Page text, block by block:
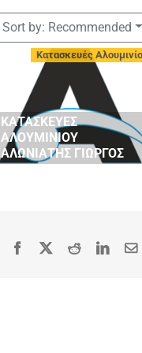
Sort by: Recommended
Κατασκευές
ΚΑΤΑΣΚΕΥΕΣ
ΑΛΟΥΜΙΝΙΟΥ
ΑΛΩΝΙΑΤΗΣ ΓΙΩΡΓΟΣ
Facebook Reddit